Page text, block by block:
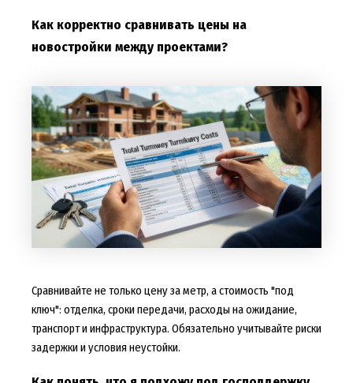
Как корректно сравнивать цены на
новостройки между проектами?
Сравнивайте не только цену за метр, а стоимость "под
ключ": отделка, сроки передачи, расходы на ожидание,
транспорт и инфраструктура. Обязательно учитывайте риски
задержки и условия неустойки.